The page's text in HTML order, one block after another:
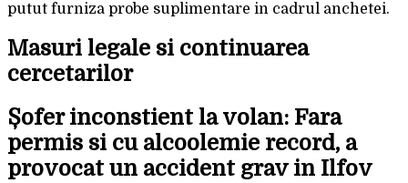
putut furniza probe suplimentare in cadrul anchetei.
Masuri legale si continuarea
cercetarilor
Șofer inconstient la volan: Fara
permis si cu alcoolemie record, a
provocat un accident grav in Ilfov